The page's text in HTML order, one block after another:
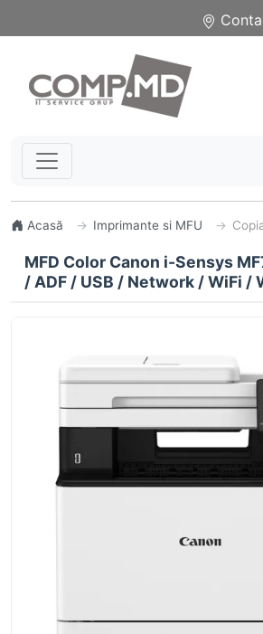
Acasă Imprimante si MFU
MFD Color Canon i-Sensys
/ ADF / USB / Network / WiFi /